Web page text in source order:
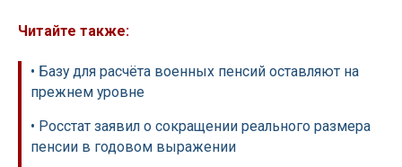
Читайте также:
• Базу для расчёта военных пенсий оставляют на
прежнем уровне
• Росстат заявил о сокращении реального размера
пенсии в годовом выражении